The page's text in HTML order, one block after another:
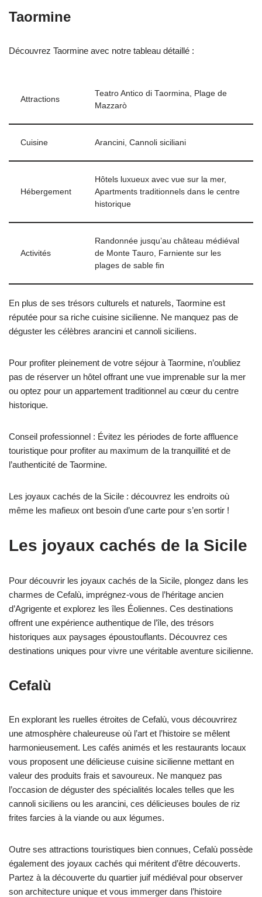
Taormine
Découvrez Taormine avec notre tableau détaillé :
Attractions
Teatro Antico di Taormina, Plage de
Mazzarò
Cuisine Arancini, Cannoli siciliani
Hébergement
Hôtels luxueux avec vue sur la mer,
Apartments traditionnels dans le centre
historique
Activités
Randonnée jusqu’au château médiéval
de Monte Tauro, Farniente sur les
plages de sable fin
En plus de ses trésors culturels et naturels, Taormine est
réputée pour sa riche cuisine sicilienne. Ne manquez pas de
déguster les célèbres arancini et cannoli siciliens.
Pour profiter pleinement de votre séjour à Taormine, n’oubliez
pas de réserver un hôtel offrant une vue imprenable sur la mer
ou optez pour un appartement traditionnel au cœur du centre
historique.
Conseil professionnel : Évitez les périodes de forte affluence
touristique pour profiter au maximum de la tranquillité et de
l’authenticité de Taormine.
Les joyaux cachés de la Sicile : découvrez les endroits où
même les mafieux ont besoin d’une carte pour s’en sortir !
Les joyaux cachés de la Sicile
Pour découvrir les joyaux cachés de la Sicile, plongez dans les
charmes de Cefalù, imprégnez-vous de l’héritage ancien
d’Agrigente et explorez les îles Éoliennes. Ces destinations
offrent une expérience authentique de l’île, des trésors
historiques aux paysages époustouflants. Découvrez ces
destinations uniques pour vivre une véritable aventure sicilienne.
Cefalù
En explorant les ruelles étroites de Cefalù, vous découvrirez
une atmosphère chaleureuse où l’art et l’histoire se mêlent
harmonieusement. Les cafés animés et les restaurants locaux
vous proposent une délicieuse cuisine sicilienne mettant en
valeur des produits frais et savoureux. Ne manquez pas
l’occasion de déguster des spécialités locales telles que les
cannoli siciliens ou les arancini, ces délicieuses boules de riz
frites farcies à la viande ou aux légumes.
Outre ses attractions touristiques bien connues, Cefalù possède
également des joyaux cachés qui méritent d’être découverts.
Partez à la découverte du quartier juif médiéval pour observer
son architecture unique et vous immerger dans l’histoire